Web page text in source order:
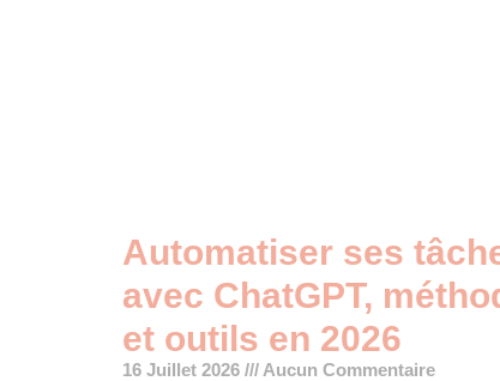
Automatiser ses
avec ChatGPT,
et outils en 2026
16 Juillet 2026 Aucun Commentaire